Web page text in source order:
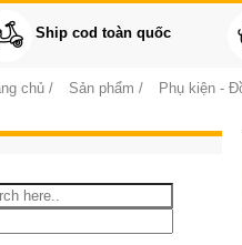
Ship cod toàn quốc
chủ / Sản phẩm / Phụ kiện -